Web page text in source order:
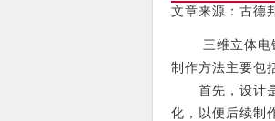
文章来源：古德
三维立体电镀
制作方法主要包
首先，设计是
化，以便后续制